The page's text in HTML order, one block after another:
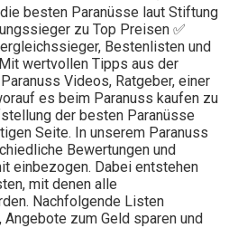
besten Paranüsse laut Stiftung
zu Top Preisen ✅
Bestenlisten und
wertvollen Tipps aus der
Videos, Ratgeber, einer
es beim Paranuss kaufen zu
der besten Paranüsse
Seite. In unserem Paranuss
Bewertungen und
einbezogen. Dabei entstehen
mit denen alle
Nachfolgende Listen
zum Geld sparen und